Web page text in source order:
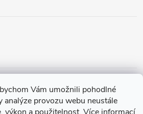
Vám umožnili pohodlné
analýze provozu webu neustále
údajů
Doprava a platba Tříletá záruka